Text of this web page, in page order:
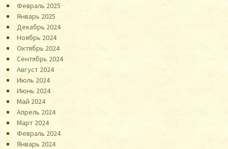
Февраль 2025
Январь 2025
Декабрь 2024
Ноябрь 2024
Октябрь 2024
Сентябрь 2024
Август 2024
Июль 2024
Июнь 2024
Май 2024
Апрель 2024
Март 2024
Февраль 2024
Январь 2024